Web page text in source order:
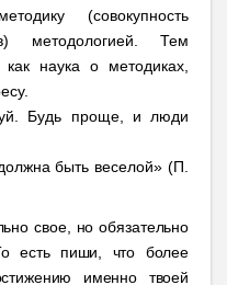
(совокупность
методологией. Тем
наука о методиках,
Будь проще, и люди
быть веселой» (П.
свое, но обязательно
есть пиши, что более
именно твоей